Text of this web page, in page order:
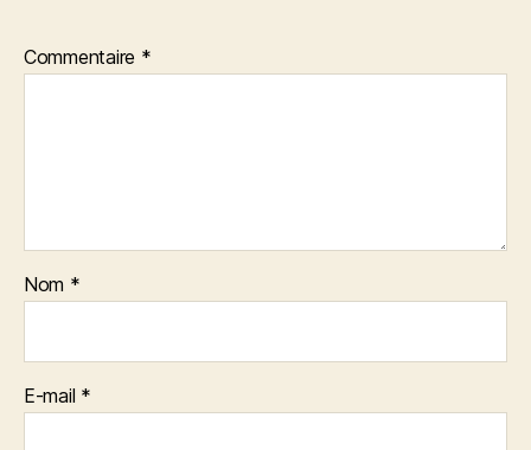
Commentaire *
Nom *
E-mail *